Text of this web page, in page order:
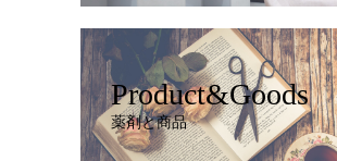
Product&Goods
薬剤と商品